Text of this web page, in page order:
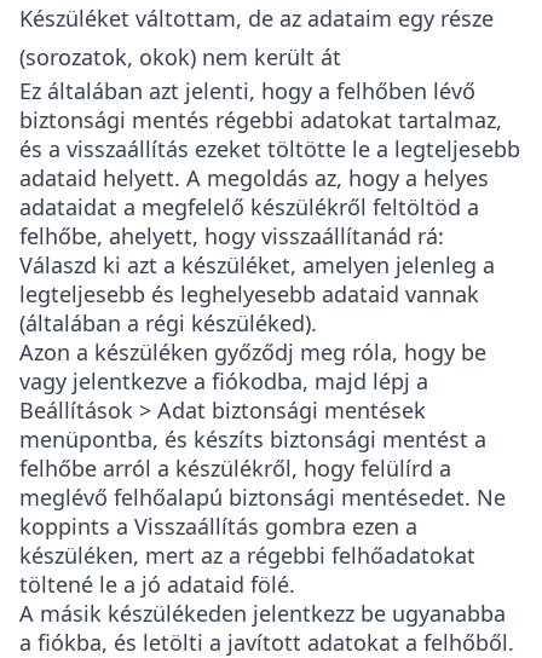
Készüléket váltottam, de az adataim egy része
(sorozatok, okok) nem került át
Ez általában azt jelenti, hogy a felhőben lévő
biztonsági mentés régebbi adatokat tartalmaz,
és a visszaállítás ezeket töltötte le a legteljesebb
adataid helyett. A megoldás az, hogy a helyes
adataidat a megfelelő készülékről feltöltöd a
felhőbe, ahelyett, hogy visszaállítanád rá:
Válaszd ki azt a készüléket, amelyen jelenleg a
legteljesebb és leghelyesebb adataid vannak
(általában a régi készüléked).
Azon a készüléken győződj meg róla, hogy be
vagy jelentkezve a fiókodba, majd lépj a
Beállítások > Adat biztonsági mentések
menüpontba, és készíts biztonsági mentést a
felhőbe arról a készülékről, hogy felülírd a
meglévő felhőalapú biztonsági mentésedet. Ne
koppints a Visszaállítás gombra ezen a
készüléken, mert az a régebbi felhőadatokat
töltené le a jó adataid fölé.
A másik készülékeden jelentkezz be ugyanabba
a fiókba, és letölti a javított adatokat a felhőből.